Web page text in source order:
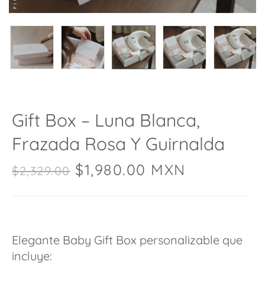
Gift Box – Luna Blanca,
Frazada Rosa Y Guirnalda
$2,329.00 $1,980.00 MXN
Elegante Baby Gift Box personalizable que
incluye: